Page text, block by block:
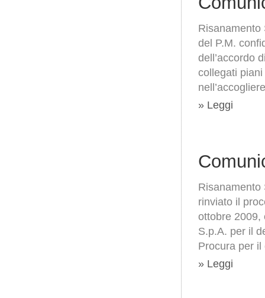
Risanamento
del P.M.
dell’accordo
collegati
» Leggi
Risanamento
rinviato il
ottobre 2009,
S.p.A. per il
Procura per
» Leggi